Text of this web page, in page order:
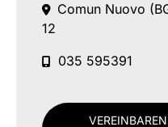
Comun Nuovo
12
035 595391